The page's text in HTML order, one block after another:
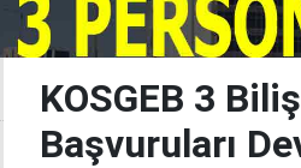
KOSGEB 3
Başvuruları